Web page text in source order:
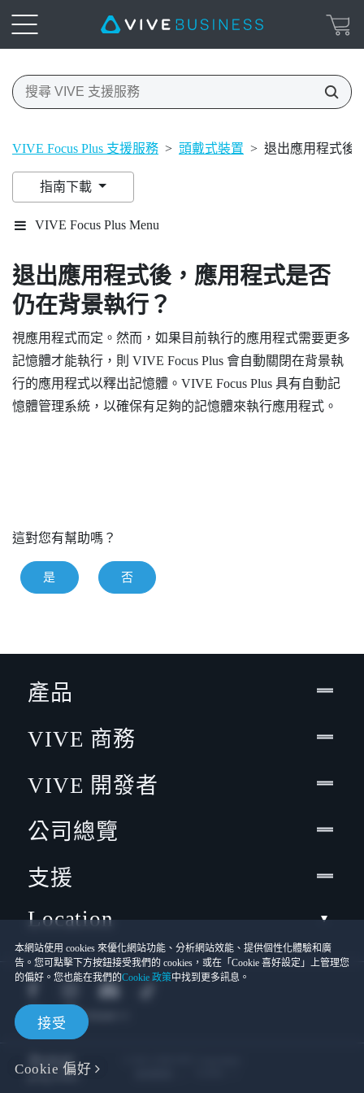
VIVE Focus Plus 支援服務 > 頭戴式裝置 > 退出應用程式後
指南下載
VIVE Focus Plus Menu
退出應用程式後，應用程式是否
仍在背景執行？
視應用程式而定。然而，如果目前執行的應用程式需要更多
記憶體才能執行，則 VIVE Focus Plus 會自動關閉在背景執
行的應用程式以釋出記憶體。 VIVE Focus Plus 具有自動記
憶體管理系統，以確保有足夠的記憶體來執行應用程式。
這對您有幫助嗎？
是 否
本網站使用 cookies 來優化網站功能、分析網站效能、提供個性化體驗和廣
告。您可點擊下方按鈕接受我們的 cookies，或在「Cookie 喜好設定」上管理您
的偏好。您也能在我們的Cookie 政策中找到更多訊息。
接受
Cookie 偏好
產品
VIVE 商務
VIVE 開發者
公司總覽
支援
Location